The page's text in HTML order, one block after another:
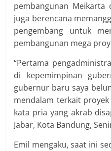
pembangunan Meikarta
juga berencana
pengembang untuk
pembangunan mega
“Pertama
di kepemimpinan
gubernur baru saya
mendalam terkait
kata pria yang akrab
Jabar, Kota Bandung,
Emil mengaku, saat ini